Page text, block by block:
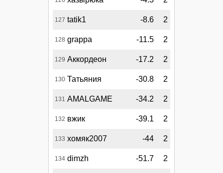
127 tatik1 -8.6 2
128 grappa -11.5 2
129 Аккордеон -17.2 2
130 Татьяния -30.8 2
131 AMALGAME -34.2 2
132 вжик -39.1 2
133 хомяк2007 -44 2
134 dimzh -51.7 2